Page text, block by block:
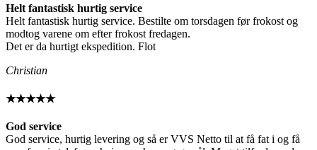
Helt fantastisk hurtig service
Helt fantastisk hurtig service. Bestilte om torsdagen før frokost og
modtog varene om efter frokost fredagen.
Det er da hurtigt ekspedition. Flot
Christian
★★★★★
God service
God service, hurtig levering og så er VVS Netto til at få fat i og få